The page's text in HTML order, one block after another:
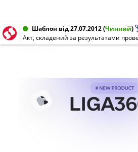
Шаблон від 27.07.2012(Чинний)